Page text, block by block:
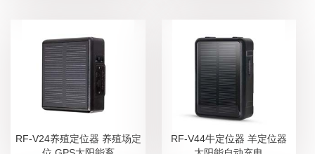
RF-V24养殖定位器 养殖场定
RF-V44牛定位器 羊定位器